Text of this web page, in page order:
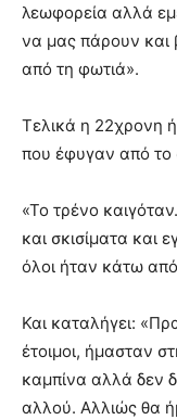
λεωφορεία αλλά
να μας πάρουν και
από τη φωτιά».
Τελικά η 22χρονη
που έφυγαν από το
«Το τρένο
και σκισίματα και
όλοι ήταν κάτω
Και καταλήγει:
έτοιμοι, ήμασταν
καμπίνα αλλά δεν
αλλού. Αλλιώς θα